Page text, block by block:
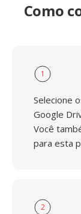
Como
1
Selecione
Google
Você
para esta
2